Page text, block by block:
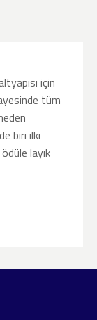
için
tüm
biri ilki
layık